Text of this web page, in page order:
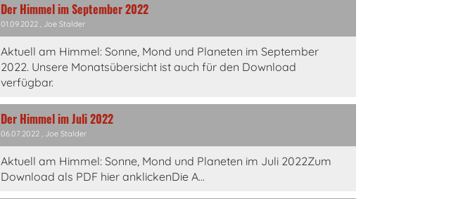
Der Himmel im September 2022
01.09.2022, Joe Stalder
Aktuell am Himmel: Sonne, Mond und Planeten im September
2022. Unsere Monatsübersicht ist auch für den Download
verfügbar.
Der Himmel im Juli 2022
06.07.2022, Joe Stalder
Aktuell am Himmel: Sonne, Mond und Planeten im Juli 2022Zum
Download als PDF hier anklickenDie A...